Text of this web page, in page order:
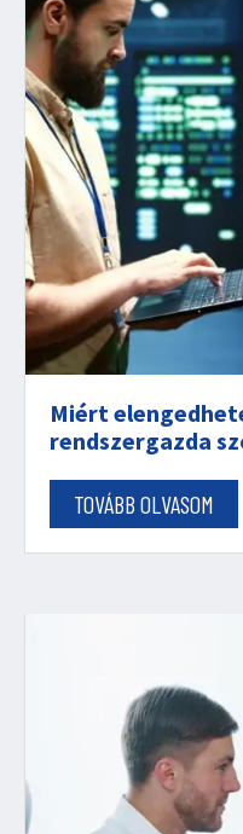
Miért
rendszergazda
TOVÁBB OLVASOM